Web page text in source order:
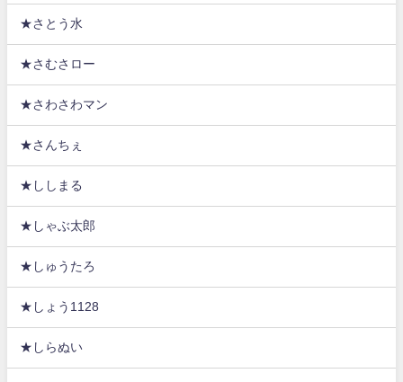
★さとう水
★さむさロー
★さわさわマン
★さんちぇ
★ししまる
★しゃぶ太郎
★しゅうたろ
★しょう1128
★しらぬい